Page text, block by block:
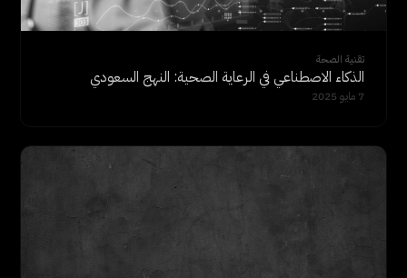
تقنية الصحة
الذكاء الاصطناعي في الرعاية الصحية: النهج السعودي
7 مايو 2025